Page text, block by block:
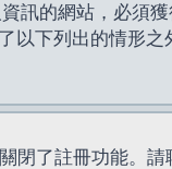
訊的網站，必須
以下列出的情形
了註冊功能。請